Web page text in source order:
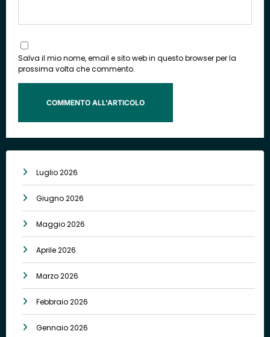
Salva il mio nome, email e sito web in questo browser per la
prossima volta che commento.
Luglio 2026
Giugno 2026
Maggio 2026
Aprile 2026
Marzo 2026
Febbraio 2026
Gennaio 2026